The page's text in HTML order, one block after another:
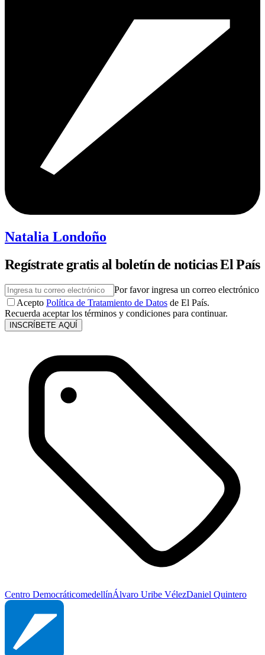
Natalia Londoño
Regístrate gratis al boletín de noticias El País
Por favor ingresa un correo electrónico
Acepto Política de Tratamiento de Datos de El País.
Recuerda aceptar los términos y condiciones para continuar.
INSCRÍBETE AQUÍ
Centro DemocráticomedellínÁlvaro Uribe VélezDaniel Quintero